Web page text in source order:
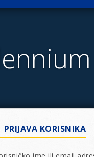
Lions
PRIJAVA KORISNIKA